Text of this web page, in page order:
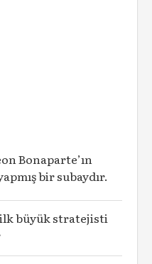
Bonaparte’ın
bir subaydır.
büyük stratejisti